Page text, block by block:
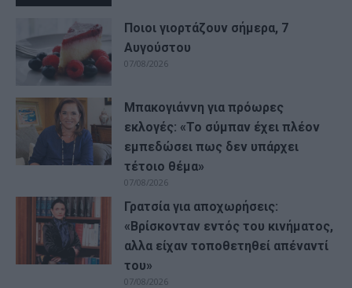
Ποιοι γιορτάζουν σήμερα, 7
Αυγούστου
07/08/2026
Μπακογιάννη για πρόωρες
εκλογές: «Το σύμπαν έχει πλέον
εμπεδώσει πως δεν υπάρχει
τέτοιο θέμα»
07/08/2026
Γρατσία για αποχωρήσεις:
«Bρίσκονταν εντός του κινήματος,
αλλα είχαν τοποθετηθεί απέναντί
του»
07/08/2026